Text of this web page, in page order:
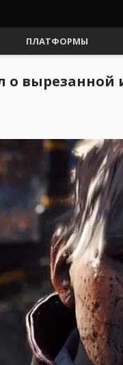
ПЛАТФОРМЫ
о